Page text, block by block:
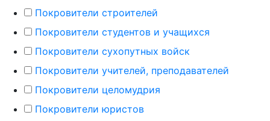
Покровители строителей
Покровители студентов и учащихся
Покровители сухопутных войск
Покровители учителей, преподавателей
Покровители целомудрия
Покровители юристов